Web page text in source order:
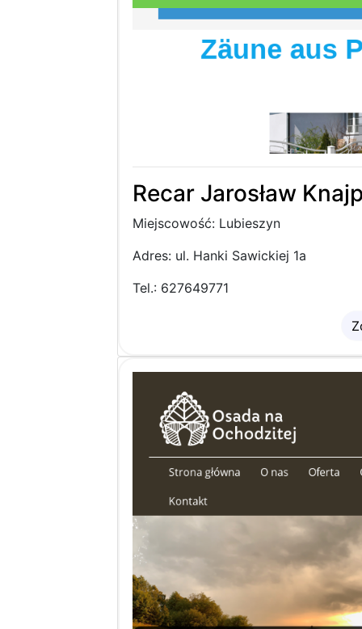
Recar Jarosław
Miejscowość: Lubieszyn
Adres: ul. Hanki Sawickiej 1a
Tel.: 627649771